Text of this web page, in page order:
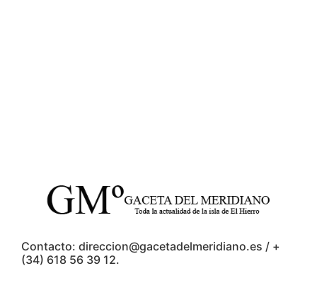
Contacto: direccion@gacetadelmeridiano.es / +
(34) 618 56 39 12.